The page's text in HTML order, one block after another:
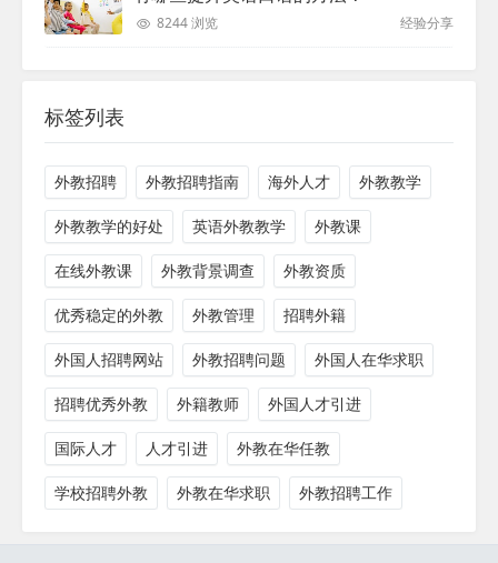
8244 浏览 经验分享
标签列表
外教招聘 外教招聘指南 海外人才 外教教学
外教教学的好处 英语外教教学 外教课
在线外教课 外教背景调查 外教资质
优秀稳定的外教 外教管理 招聘外籍
外国人招聘网站 外教招聘问题 外国人在华求职
招聘优秀外教 外籍教师 外国人才引进
国际人才 人才引进 外教在华任教
学校招聘外教 外教在华求职 外教招聘工作